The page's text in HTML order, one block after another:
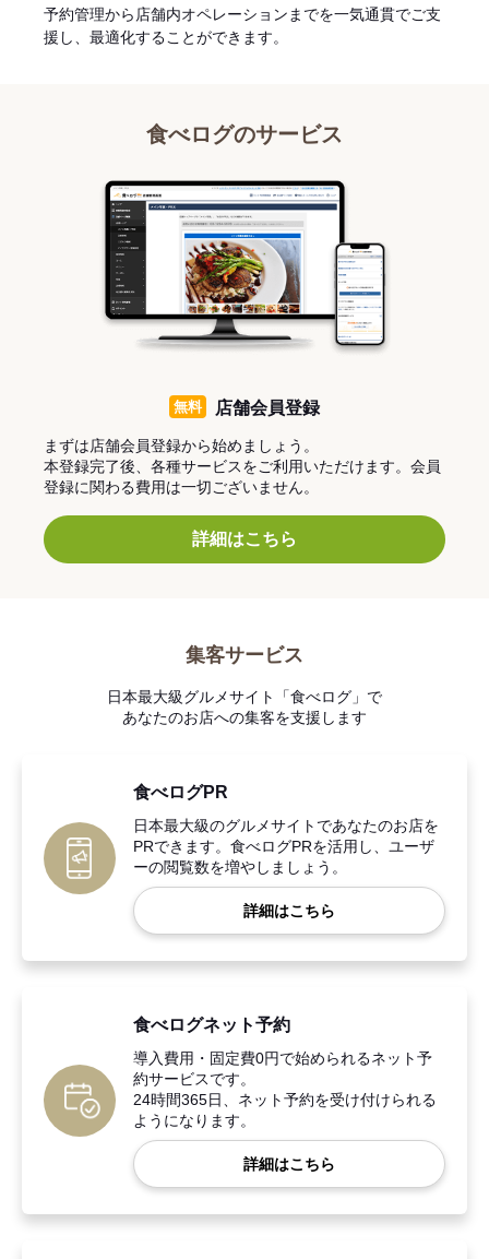
予約管理から店舗内オペレーションまでを一気通貫でご支
援し、最適化することができます。
食べログのサービス
無料 店舗会員登録
まずは店舗会員登録から始めましょう。
本登録完了後、各種サービスをご利用いただけます。会員
登録に関わる費用は一切ございません。
詳細はこちら
集客サービス
日本最大級グルメサイト「食べログ」で
あなたのお店への集客を支援します
食べログPR
日本最大級のグルメサイトであなたのお店を
PRできます。食べログPRを活用し、ユーザ
ーの閲覧数を増やしましょう。
詳細はこちら
食べログネット予約
導入費用・固定費0円で始められるネット予
約サービスです。
24時間365日、ネット予約を受け付けられる
ようになります。
詳細はこちら